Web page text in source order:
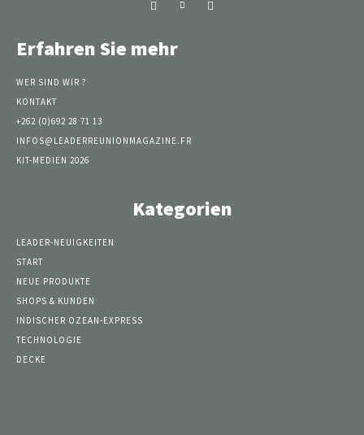
Erfahren Sie mehr
WER SIND WIR ?
KONTAKT
+262 (0)692 28 71 13
INFOS@LEADERREUNIONMAGAZINE.FR
KIT-MEDIEN 2026
Kategorien
LEADER-NEUIGKEITEN
START
NEUE PRODUKTE
SHOPS & KUNDEN
INDISCHER OZEAN-EXPRESS
TECHNOLOGIE
DECKE